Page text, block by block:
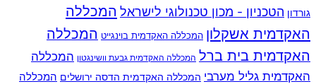
גורדון הטכניון - מכון טכנולוגי לישראל המכללה
האקדמית אשקלון המכללה האקדמית בוינגייט המכללה
האקדמית בית ברל המכללה האקדמית גבעת וושינגטון המכללה
האקדמית גליל מערבי המכללה האקדמית הדסה ירושלים המכללה